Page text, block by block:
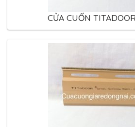
CỬA CUỐN